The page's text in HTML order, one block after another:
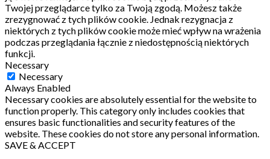
Twojej przeglądarce tylko za Twoją zgodą. Możesz także
zrezygnować z tych plików cookie. Jednak rezygnacja z
niektórych z tych plików cookie może mieć wpływ na wrażenia
podczas przeglądania łącznie z niedostępnością niektórych
funkcji.
Necessary
Necessary
Always Enabled
Necessary cookies are absolutely essential for the website to
function properly. This category only includes cookies that
ensures basic functionalities and security features of the
website. These cookies do not store any personal information.
SAVE & ACCEPT